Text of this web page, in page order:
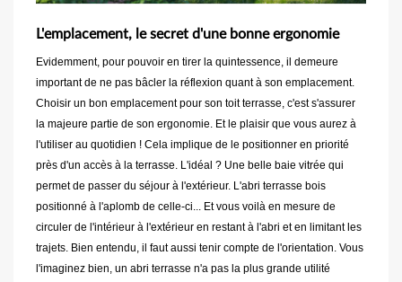
L'emplacement, le secret d'une bonne ergonomie
Evidemment, pour pouvoir en tirer la quintessence, il demeure
important de ne pas bâcler la réflexion quant à son emplacement.
Choisir un bon emplacement pour son toit terrasse, c'est s'assurer
la majeure partie de son ergonomie. Et le plaisir que vous aurez à
l'utiliser au quotidien ! Cela implique de le positionner en priorité
près d'un accès à la terrasse. L'idéal ? Une belle baie vitrée qui
permet de passer du séjour à l'extérieur. L'abri terrasse bois
positionné à l'aplomb de celle-ci... Et vous voilà en mesure de
circuler de l'intérieur à l'extérieur en restant à l'abri et en limitant les
trajets. Bien entendu, il faut aussi tenir compte de l'orientation. Vous
l'imaginez bien, un abri terrasse n'a pas la plus grande utilité